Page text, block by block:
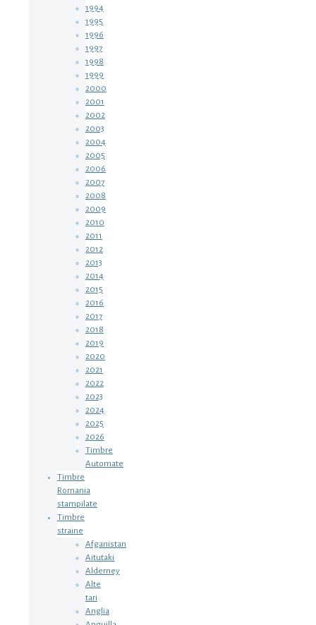
1994
1995
1996
1997
1998
1999
2000
2001
2002
2003
2004
2005
2006
2007
2008
2009
2010
2011
2012
2013
2014
2015
2016
2017
2018
2019
2020
2021
2022
2023
2024
2025
2026
Timbre
Automate
Timbre
Romania
stampilate
Timbre
straine
Afganistan
Aitutaki
Alderney
Alte
tari
Anglia